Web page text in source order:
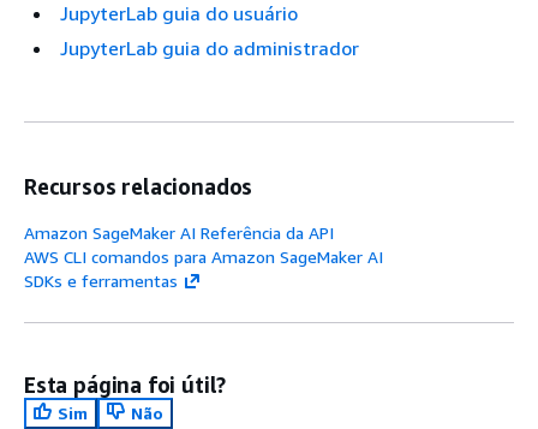
JupyterLab guia do usuário
JupyterLab guia do administrador
Recursos relacionados
Amazon SageMaker AI Referência da API
AWS CLI comandos para Amazon SageMaker AI
SDKs e ferramentas
Esta página foi útil?
Sim
Não